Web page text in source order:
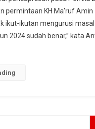
Wapres
Soal
Pilpres
permintaan KH Ma’ruf Amin
ikut-ikutan mengurusi
2024 sudah benar,” kata